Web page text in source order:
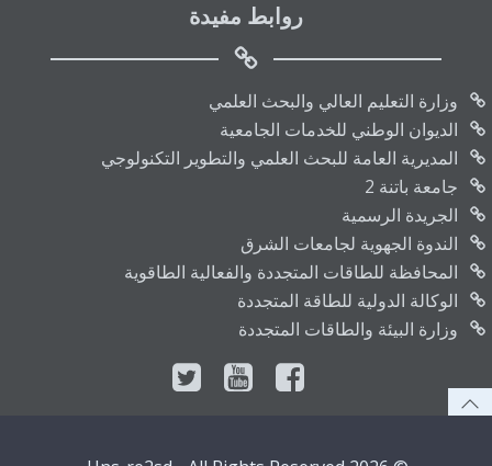
روابط مفيدة
وزارة التعليم العالي والبحث العلمي
الديوان الوطني للخدمات الجامعية
المديرية العامة للبحث العلمي والتطوير التكنولوجي
جامعة باتنة 2
الجريدة الرسمية
الندوة الجهوية لجامعات الشرق
المحافظة للطاقات المتجددة والفعالية الطاقوية
الوكالة الدولية للطاقة المتجددة
وزارة البيئة والطاقات المتجددة